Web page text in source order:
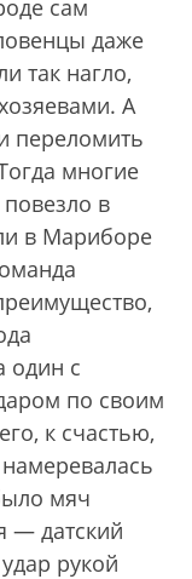
сам
даже
так нагло,
А
переломить
многие
в
в Мариборе
один с
по своим
к счастью,
мяч
— датский
рукой